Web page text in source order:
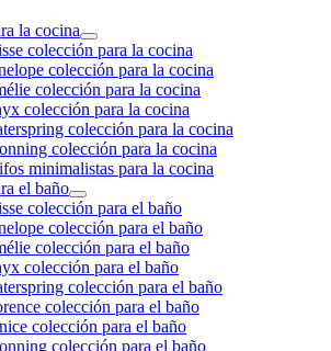
la cocina
colección para la cocina
colección para la cocina
colección para la cocina
colección para la cocina
colección para la cocina
colección para la cocina
minimalistas para la cocina
el baño
colección para el baño
colección para el baño
colección para el baño
colección para el baño
colección para el baño
colección para el baño
colección para el baño
colección para el baño